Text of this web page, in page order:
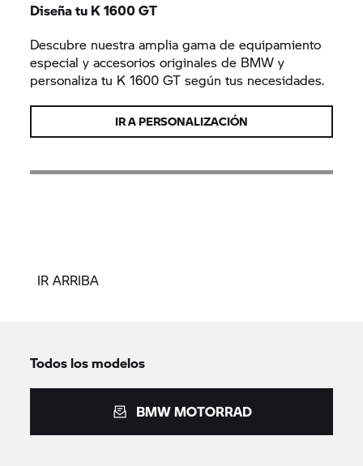
Diseña tu K 1600 GT
Descubre nuestra amplia gama de equipamiento
especial y accesorios originales de BMW y
personaliza tu K 1600 GT según tus necesidades.
IR A PERSONALIZACIÓN
IR ARRIBA
Todos los modelos
BMW MOTORRAD